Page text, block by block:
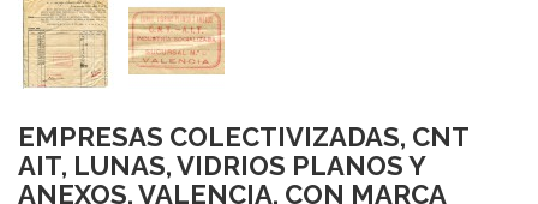
EMPRESAS COLECTIVIZADAS, CNT
AIT, LUNAS, VIDRIOS PLANOS Y
ANEXOS, VALENCIA, CON MARCA